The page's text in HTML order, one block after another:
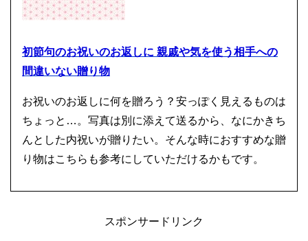
初節句のお祝いのお返しに 親戚や気を使う相手への
間違いない贈り物
お祝いのお返しに何を贈ろう？安っぽく見えるものは
ちょっと…。写真は別に添えて送るから、なにかきち
んとした内祝いが贈りたい。そんな時におすすめな贈
り物はこちらも参考にしていただけるかもです。
スポンサードリンク